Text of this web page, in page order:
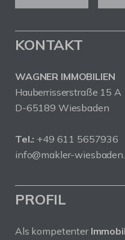
KONTAKT
WAGNER IMMOBILIEN
Hauberrisserstraße 15 A
D-65189 Wiesbaden
Tel.: +49 611 5657936
info@makler-
PROFIL
Als kompetenter